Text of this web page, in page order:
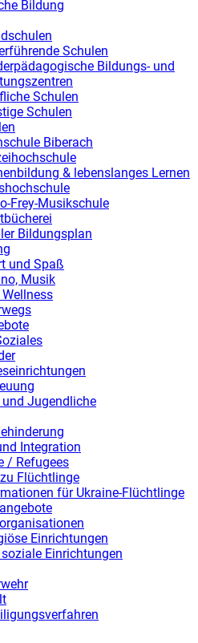
Bildung
Schulen
Bildungs- und
Schulen
Schulen
Biberach
& lebenslanges Lernen
Frey-Musikschule
Bildungsplan
und Spaß
Musik
und Jugendliche
Integration
/ Refugees
zu Flüchtlinge
für Ukraine-Flüchtlinge
Einrichtungen
Einrichtungen